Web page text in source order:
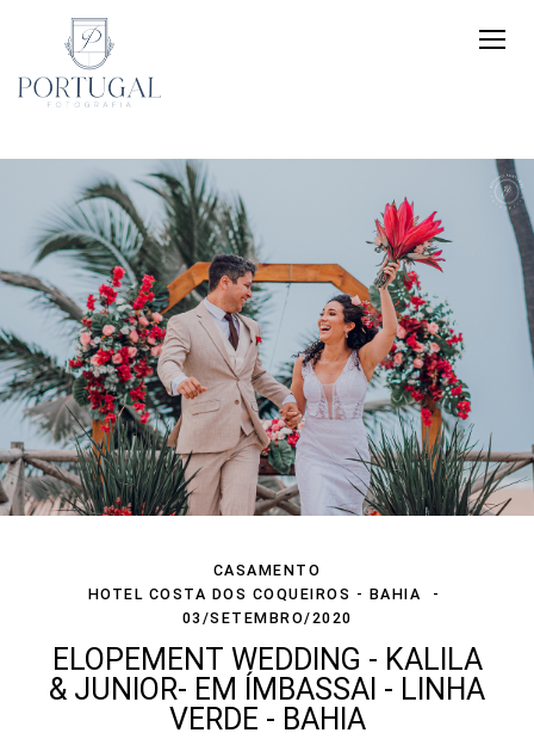
CASAMENTO
HOTEL COSTA DOS COQUEIROS - BAHIA
03/SETEMBRO/2020
ELOPEMENT WEDDING - KALILA
& JUNIOR- EM ÍMBASSAI - LINHA
VERDE - BAHIA